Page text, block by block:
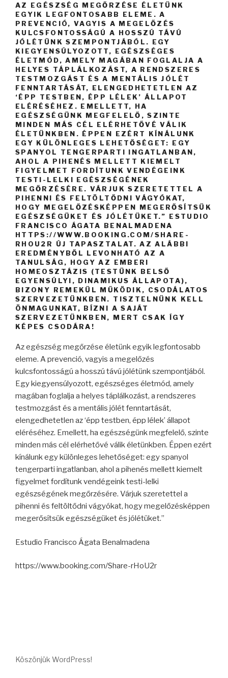
AZ EGÉSZSÉG MEGŐRZÉSE ÉLETÜNK
EGYIK LEGFONTOSABB ELEME. A
PREVENCIÓ, VAGYIS A MEGELŐZÉS
KULCSFONTOSSÁGÚ A HOSSZÚ TÁVÚ
JÓLÉTÜNK SZEMPONTJÁBÓL. EGY
KIEGYENSÚLYOZOTT, EGÉSZSÉGES
ÉLETMÓD, AMELY MAGÁBAN FOGLALJA A
HELYES TÁPLÁLKOZÁST, A RENDSZERES
TESTMOZGÁST ÉS A MENTÁLIS JÓLÉT
FENNTARTÁSÁT, ELENGEDHETETLEN AZ
‘ÉPP TESTBEN, ÉPP LÉLEK’ ÁLLAPOT
ELÉRÉSÉHEZ. EMELLETT, HA
EGÉSZSÉGÜNK MEGFELELŐ, SZINTE
MINDEN MÁS CÉL ELÉRHETŐVÉ VÁLIK
ÉLETÜNKBEN. ÉPPEN EZÉRT KÍNÁLUNK
EGY KÜLÖNLEGES LEHETŐSÉGET: EGY
SPANYOL TENGERPARTI INGATLANBAN,
AHOL A PIHENÉS MELLETT KIEMELT
FIGYELMET FORDÍTUNK VENDÉGEINK
TESTI-LELKI EGÉSZSÉGÉNEK
MEGŐRZÉSÉRE. VÁRJUK SZERETETTEL A
PIHENNI ÉS FELTÖLTŐDNI VÁGYÓKAT,
HOGY MEGELŐZÉSKÉPPEN MEGERŐSÍTSÜK
EGÉSZSÉGÜKET ÉS JÓLÉTÜKET.” ESTUDIO
FRANCISCO ÁGATA BENALMADENA
HTTPS://WWW.BOOKING.COM/SHARE-
RHOU2R ÚJ TAPASZTALAT. AZ ALÁBBI
EREDMÉNYBŐL LEVONHATÓ AZ A
TANULSÁG, HOGY AZ EMBERI
HOMEOSZTÁZIS (TESTÜNK BELSŐ
EGYENSÚLYI, DINAMIKUS ÁLLAPOTA),
BIZONY REMEKÜL MŰKÖDIK, CSODÁLATOS
SZERVEZETÜNKBEN. TISZTELNÜNK KELL
ÖNMAGUNKAT, BÍZNI A SAJÁT
SZERVEZETÜNKBEN, MERT CSAK ÍGY
KÉPES CSODÁRA!
Az egészség megőrzése életünk egyik legfontosabb
eleme. A prevenció, vagyis a megelőzés
kulcsfontosságú a hosszú távú jólétünk szempontjából.
Egy kiegyensúlyozott, egészséges életmód, amely
magában foglalja a helyes táplálkozást, a rendszeres
testmozgást és a mentális jólét fenntartását,
elengedhetetlen az ‘épp testben, épp lélek’ állapot
eléréséhez. Emellett, ha egészségünk megfelelő, szinte
minden más cél elérhetővé válik életünkben. Éppen ezért
kínálunk egy különleges lehetőséget: egy spanyol
tengerparti ingatlanban, ahol a pihenés mellett kiemelt
figyelmet fordítunk vendégeink testi-lelki
egészségének megőrzésére. Várjuk szeretettel a
pihenni és feltöltődni vágyókat, hogy megelőzésképpen
megerősítsük egészségüket és jólétüket.”
Estudio Francisco Ágata Benalmadena
https://www.booking.com/Share-rHoU2r
Köszönjük WordPress!